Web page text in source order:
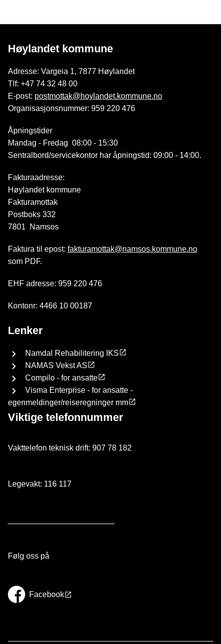
Høylandet kommune
Adresse: Vargeia 1, 7877 Høylandet
Tlf: +47 74 32 48 00
E-post: postmottak@hoylandet.kommune.no
Organisasjonsnummer: 959 220 476
Åpningstider
Mandag - Fredag 08:00 - 15:30
Sentralbord/servicekontor har åpningstid: 09:00 - 14:00.
Fakturaadresse:
Høylandet kommune
Fakturamottak
Postboks 332
7801 Namsos
Faktura til epost: fakturamottak@namsos.kommune.no
som PDF.
EHF adresse: 959 220 476
Kontonr: 4466 10 00187
Lenker
Namdal Rehabilitering IKS
NAMAS Vekst AS
Compilo - for ansatte
Visma Enterprise - for ansatte -
egenmeldinger/reiseregninger mm
Viktige telefonnummer
Vakttelefon teknisk drift: 907 78 182
Legevakt: 116 117
Følg oss på
Facebook